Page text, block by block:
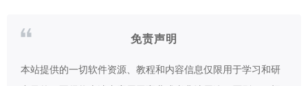
免责声明
本站提供的一切软件资源、教程和内容信息仅限用于学习和研